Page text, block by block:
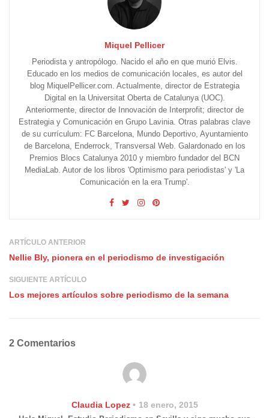
Miquel Pellicer
Periodista y antropólogo. Nacido el año en que murió Elvis.
Educado en los medios de comunicación locales, es autor del
blog MiquelPellicer.com. Actualmente, director de Estrategia
Digital en la Universitat Oberta de Catalunya (UOC).
Anteriormente, director de Innovación de Interprofit; director de
Estrategia y Comunicación en Grupo Lavinia. Otras palabras clave
de su currículum: FC Barcelona, Mundo Deportivo, Ayuntamiento
de Barcelona, Enderrock, Transversal Web. Galardonado en los
Premios Blocs Catalunya 2010 y miembro fundador del BCN
MediaLab. Autor de los libros 'Optimismo para periodistas' y 'La
Comunicación en la era Trump'.
ARTÍCULO ANTERIOR
Nellie Bly, pionera en el periodismo de investigación
SIGUIENTE ARTÍCULO
Los mejores artículos sobre periodismo de la semana
2 Comentarios
Claudia Lopez 18 enero, 2015